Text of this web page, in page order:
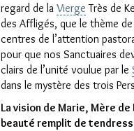
regard de la Vierge Très de
des Affligés, que le thème
centres de l’attention
pour que nos Sanctuaires
clairs de l’unité voulue par le
dans le mystère des trois
La vision de Marie, Mère
beauté remplit de